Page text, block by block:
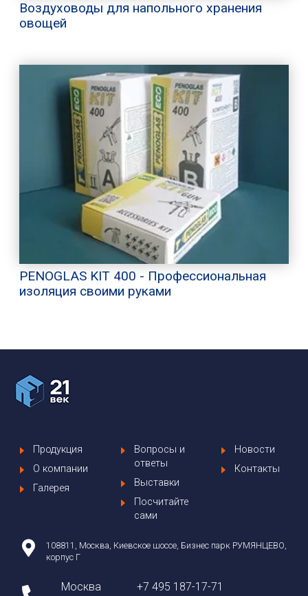
Воздуховоды для напольного хранения
овощей
PENOGLAS KIT 400 - Профессиональная
изоляция своими руками
Продукция
О компании
Галерея
Вопросы и
ответы
Выставки
Посчитайте
сами
Новости
Контакты
108811, Москва, Киевское шоссе, Бизнес парк РУМЯНЦЕВО,
корпус Г
Москва
+7 495 187-17-71